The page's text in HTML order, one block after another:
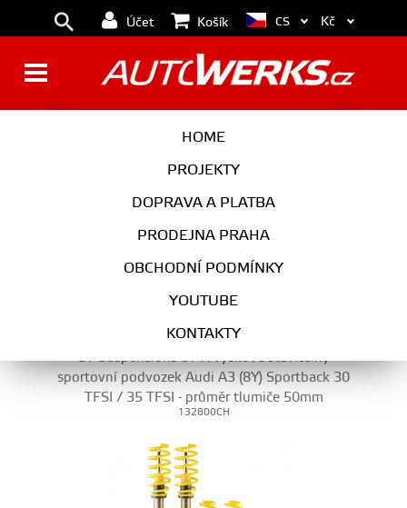
Účet Košík
HOME
PROJEKTY
DOPRAVA A PLATBA
PRODEJNA PRAHA
OBCHODNÍ PODMÍNKY
YOUTUBE
KONTAKTY
CS Kč
PODVOZEK
ST Suspensions ST X výškově stavitelný
sportovní podvozek Audi A3 (8Y) Sportback 30
TFSI / 35 TFSI - průměr tlumiče 50mm
132800CH